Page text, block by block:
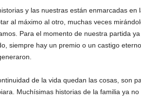
y las nuestras están enmarcadas
al máximo al otro, muchas veces
Para el momento de nuestra partida
siempre hay un premio o un castigo
de la vida quedan las cosas, son
Muchísimas historias de la familia ya